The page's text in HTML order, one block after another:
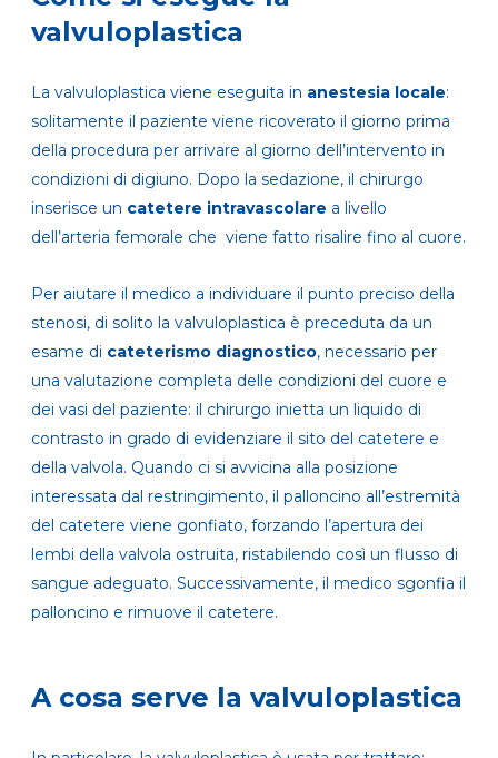
valvuloplastica
La valvuloplastica viene eseguita in anestesia locale:
solitamente il paziente viene ricoverato il giorno prima
della procedura per arrivare al giorno dell’intervento in
condizioni di digiuno. Dopo la sedazione, il chirurgo
inserisce un catetere intravascolare a livello
dell’arteria femorale che viene fatto risalire fino al cuore.
Per aiutare il medico a individuare il punto preciso della
stenosi, di solito la valvuloplastica è preceduta da un
esame di cateterismo diagnostico, necessario per
una valutazione completa delle condizioni del cuore e
dei vasi del paziente: il chirurgo inietta un liquido di
contrasto in grado di evidenziare il sito del catetere e
della valvola. Quando ci si avvicina alla posizione
interessata dal restringimento, il palloncino all’estremità
del catetere viene gonfiato, forzando l’apertura dei
lembi della valvola ostruita, ristabilendo così un flusso di
sangue adeguato. Successivamente, il medico sgonfia il
palloncino e rimuove il catetere.
A cosa serve la valvuloplastica